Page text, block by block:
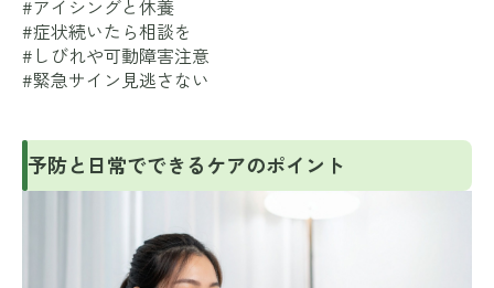
#アイシングと休養
#症状続いたら相談を
#しびれや可動障害注意
#緊急サイン見逃さない
予防と日常でできるケアのポイント